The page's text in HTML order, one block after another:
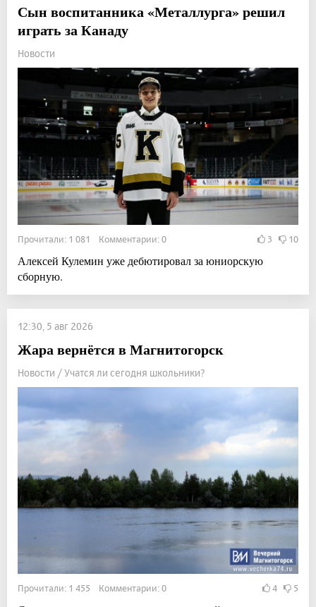
Сын воспитанника «Металлурга» решил
играть за Канаду
Новости
Прочитали: 1 081 Комментарии: 0 3 10
Алексей Кулемин уже дебютировал за юниорскую
сборную.
12:30, 5 авг 2026
Жара вернётся в Магнитогорск
Новости / Учатся ли сегодня школьники?
Прочитали: 1 455 Комментарии: 0 4 5